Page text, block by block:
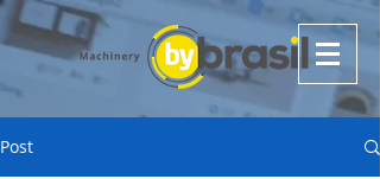
Post